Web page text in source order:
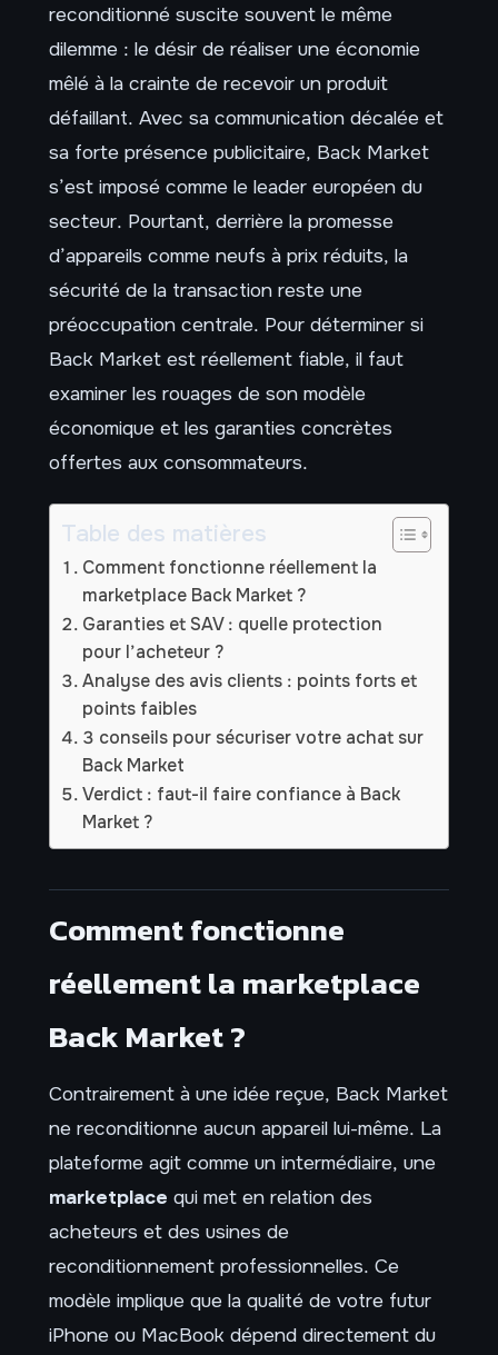
reconditionné suscite souvent le même
dilemme : le désir de réaliser une économie
mêlé à la crainte de recevoir un produit
défaillant. Avec sa communication décalée et
sa forte présence publicitaire, Back Market
s’est imposé comme le leader européen du
secteur. Pourtant, derrière la promesse
d’appareils comme neufs à prix réduits, la
sécurité de la transaction reste une
préoccupation centrale. Pour déterminer si
Back Market est réellement fiable, il faut
examiner les rouages de son modèle
économique et les garanties concrètes
offertes aux consommateurs.
Table des matières
Comment fonctionne réellement la
marketplace Back Market ?
Garanties et SAV : quelle protection
pour l’acheteur ?
Analyse des avis clients : points forts et
points faibles
3 conseils pour sécuriser votre achat sur
Back Market
Verdict : faut-il faire confiance à Back
Market ?
Comment fonctionne
réellement la marketplace
Back Market ?
Contrairement à une idée reçue, Back Market
ne reconditionne aucun appareil lui-même. La
plateforme agit comme un intermédiaire, une
marketplace qui met en relation des
acheteurs et des usines de
reconditionnement professionnelles. Ce
modèle implique que la qualité de votre futur
iPhone ou MacBook dépend directement du